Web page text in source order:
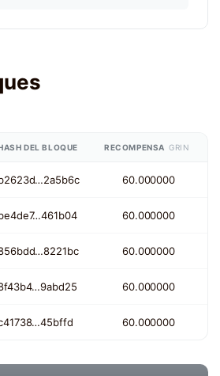
DEL BLOQUE RECOMPENSA GRIN
60.000000
60.000000
60.000000
60.000000
60.000000